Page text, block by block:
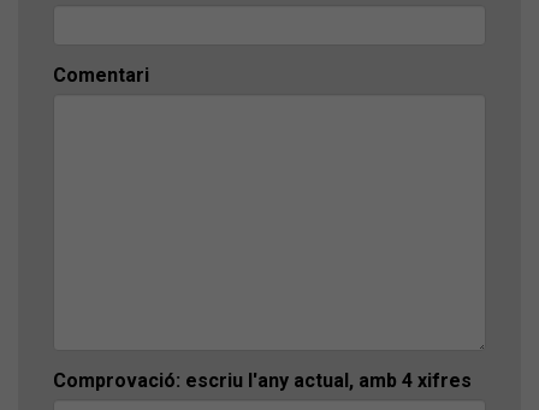
Comentari
Comprovació: escriu l'any actual, amb 4 xifres